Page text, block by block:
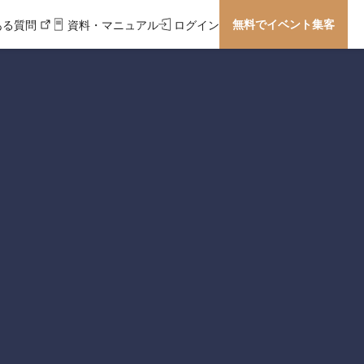
質問 資料・マニュアル ログイン 無料でイベント集客